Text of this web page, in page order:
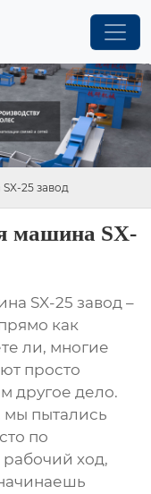
25 завод
машина SX-
SX-25 завод–
как
ли, многие
просто
другое дело.
мы пытались
по
ход,